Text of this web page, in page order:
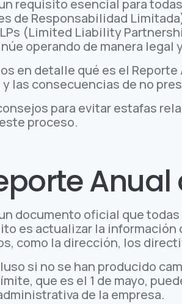
requisito esencial para
de Responsabilidad
(Limited Liability
operando de manera
en detalle qué es el
las consecuencias de no
para evitar estafas
proceso.
documento oficial que
es actualizar la
como la dirección, los
si no se han producido
que es el 1 de mayo,
de la empresa.